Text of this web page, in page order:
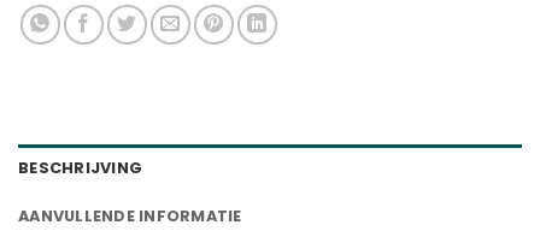
BESCHRIJVING
AANVULLENDE INFORMATIE